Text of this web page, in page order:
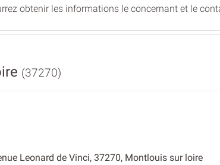
obtenir les informations le concernant et le
(37270)
Leonard de Vinci, 37270, Montlouis sur loire